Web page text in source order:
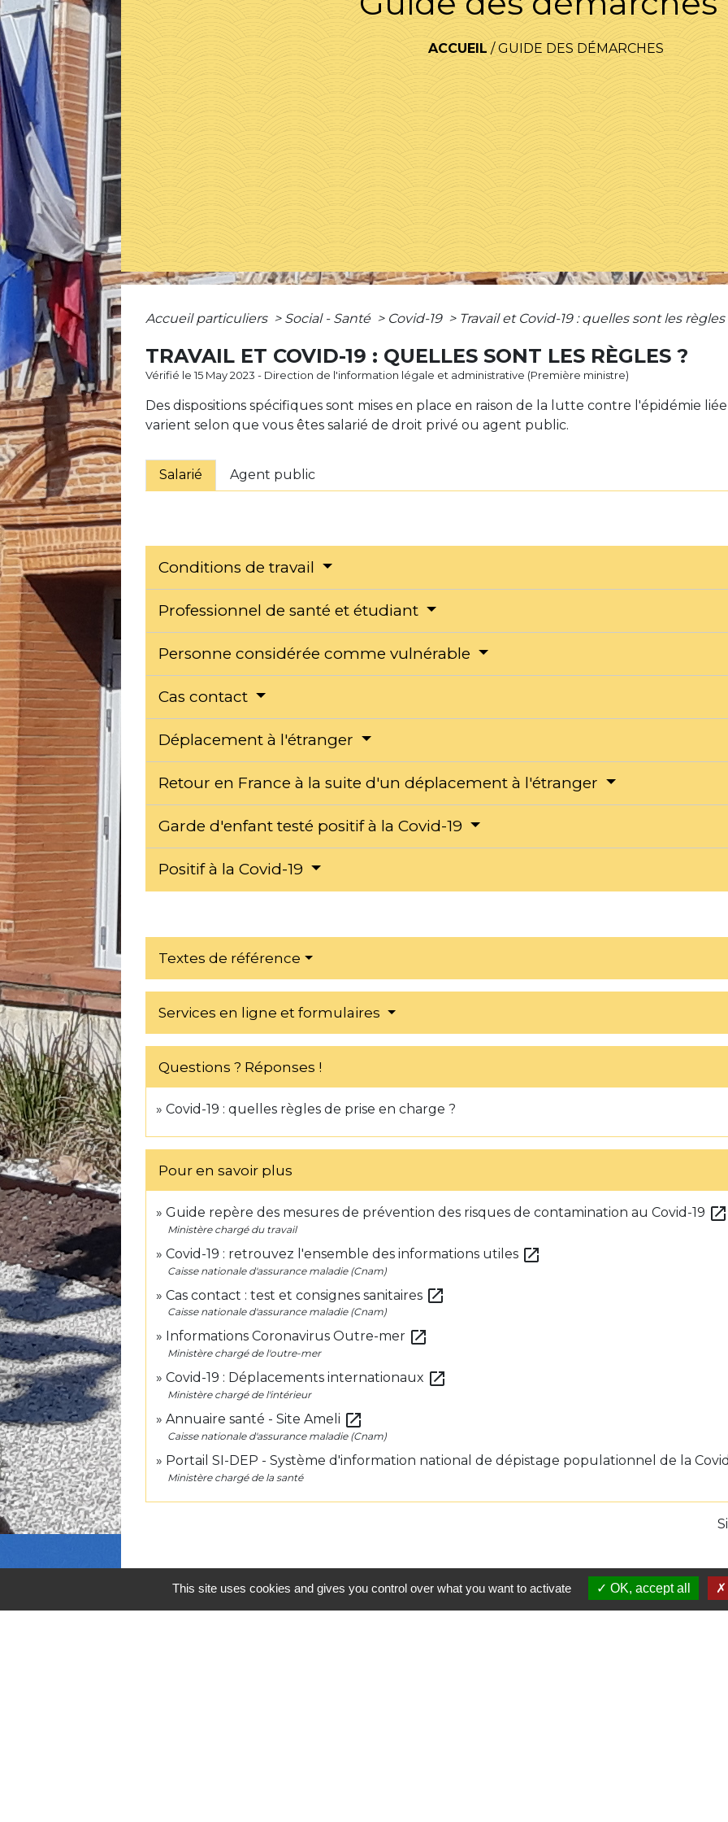
ACCUEIL /GUIDE DES DÉMARCHES
Accueil particuliers > Social - Santé > Covid-19 > Travail et Covid-19 : quelles sont les règles
TRAVAIL ET COVID-19 : QUELLES SONT LES RÈGLES ?
Vérifié le 15 May 2023 - Direction de l'information légale et administrative (Première ministre)
Des dispositions spécifiques sont mises en place en raison de la lutte contre l'épidémie liée
varient selon que vous êtes salarié de droit privé ou agent public.
Salarié Agent public
Conditions de travail
Professionnel de santé et étudiant
Personne considérée comme vulnérable
Cas contact
Déplacement à l'étranger
Retour en France à la suite d'un déplacement à l'étranger
Garde d'enfant testé positif à la Covid-19
Positif à la Covid-19
Textes de référence
Services en ligne et formulaires
Questions ? Réponses !
Covid-19 : quelles règles de prise en charge ?
Pour en savoir plus
Guide repère des mesures de prévention des risques de contamination au Covid-19 open_in_new
Ministère chargé du travail
Covid-19 : retrouvez l'ensemble des informations utiles open_in_new
Caisse nationale d'assurance maladie (Cnam)
Cas contact : test et consignes sanitaires open_in_new
Caisse nationale d'assurance maladie (Cnam)
Informations Coronavirus Outre-mer open_in_new
Ministère chargé de l'outre-mer
Covid-19 : Déplacements internationaux open_in_new
Ministère chargé de l'intérieur
Annuaire santé - Site Ameli open_in_new
Caisse nationale d'assurance maladie (Cnam)
Portail SI-DEP - Système d'information national de dépistage populationnel de la
Ministère chargé de la santé
This site uses cookies and gives you control over what you want to activate OK, accept all